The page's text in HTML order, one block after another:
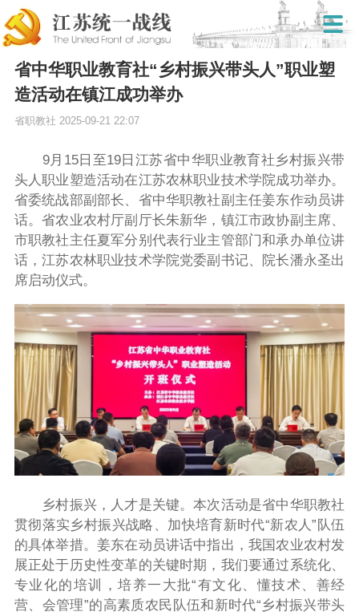
省中华职业教育社“乡村振兴带头人”职业塑
造活动在镇江成功举办
省职教社 2025-09-21 22:07
9月15日至19日江苏省中华职业教育社乡村振兴带
头人职业塑造活动在江苏农林职业技术学院成功举办。
省委统战部副部长、省中华职教社副主任姜东作动员讲
话。省农业农村厅副厅长朱新华，镇江市政协副主席、
市职教社主任夏军分别代表行业主管部门和承办单位讲
话，江苏农林职业技术学院党委副书记、院长潘永圣出
席启动仪式。
乡村振兴，人才是关键。本次活动是省中华职教社
贯彻落实乡村振兴战略、加快培育新时代“新农人”队伍
的具体举措。姜东在动员讲话中指出，我国农业农村发
展正处于历史性变革的关键时期，我们要通过系统化、
专业化的培训，培养一大批“有文化、懂技术、善经
营、会管理”的高素质农民队伍和新时代“乡村振兴带头